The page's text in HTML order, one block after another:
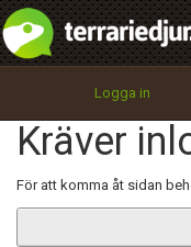
Logga in
Kräver
För att komma åt sidan
integritetspolicy
Namn:
Epost:
Begär nytt lösenord